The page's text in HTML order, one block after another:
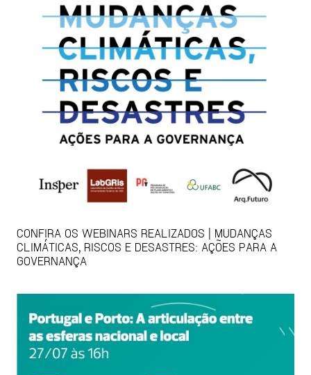
CONFIRA OS WEBINARS REALIZADOS | MUDANÇAS
CLIMÁTICAS, RISCOS E DESASTRES: AÇÕES PARA A
GOVERNANÇA